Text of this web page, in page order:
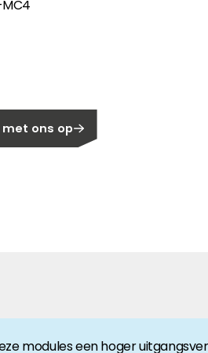
en kostenbesparing.
portfolio.
ons op
modules een hoger